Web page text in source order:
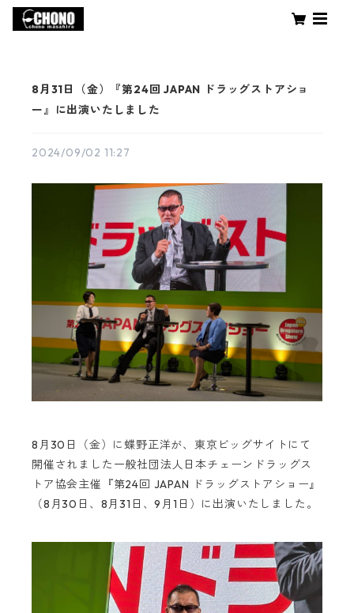
8月31日（金）『第24回 JAPAN ドラッグストアショ
ー』に出演いたしました
2024/09/02 11:27
8月30日（金）に蝶野正洋が、東京ビッグサイトにて
開催されました一般社団法人日本チェーンドラッグス
トア協会主催『第24回 JAPAN ドラッグストアショー』
（8月30日、8月31日、9月1日）に出演いたしました。